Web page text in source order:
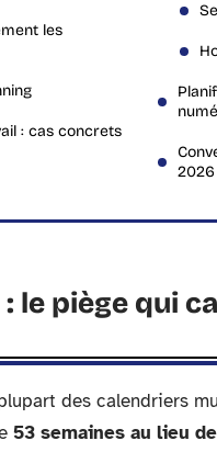
les
: cas concrets
2026
le piège qui
des calendriers
53 semaines au lieu